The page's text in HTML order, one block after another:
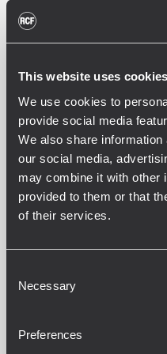
This website uses cookies
We use cookies to
provide social media
We also share
our social media,
may combine it with other
provided to them or that
of their services.
Selection
Necessary
Preferences
Frequenzgang (-10dB)
340 Hz - 9000 Hz
Max SPL @ 1m:
117 dB
Max SPL @ 4m
105 dB
Abdeckungswinkel:
135°
104 dB
92 dB